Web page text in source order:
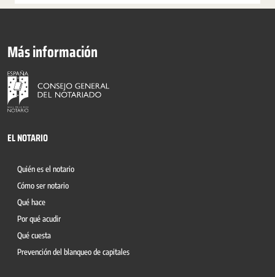
Más información
EL NOTARIO
Quién es el notario
Cómo ser notario
Qué hace
Por qué acudir
Qué cuesta
Prevención del blanqueo de capitales